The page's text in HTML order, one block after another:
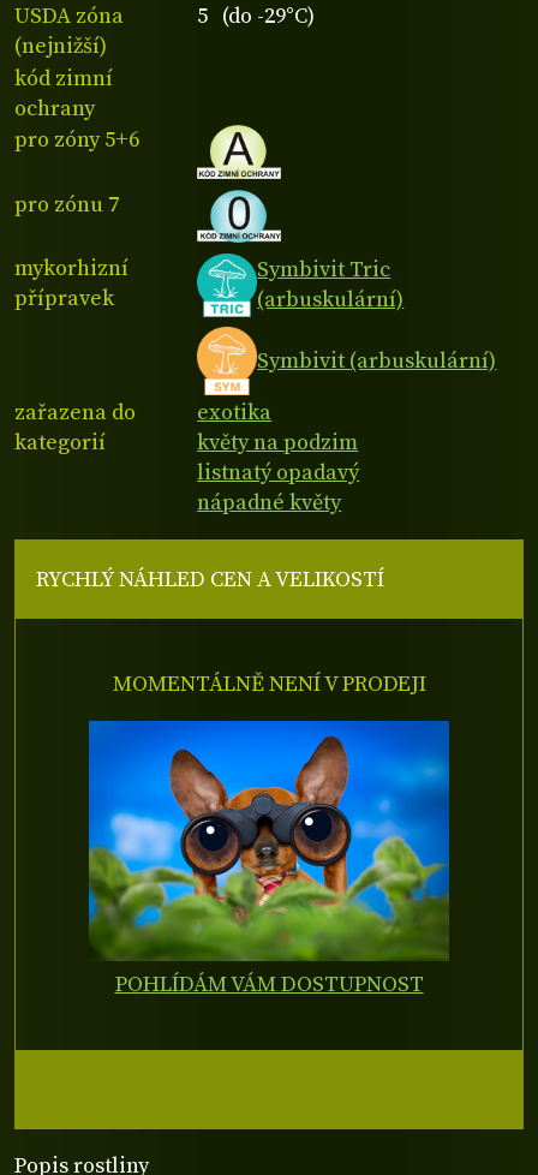
USDA zóna
(nejnižší)
5 (do -29°C)
kód zimní
ochrany
pro zóny 5+6
pro zónu 7
mykorhizní
přípravek
Symbivit Tric
(arbuskulární)
Symbivit (arbuskulární)
zařazena do
kategorií
exotika
květy na podzim
listnatý opadavý
nápadné květy
Popis rostliny
RYCHLÝ NÁHLED CEN A VELIKOSTÍ
MOMENTÁLNĚ NENÍ V PRODEJI
POHLÍDÁM VÁM DOSTUPNOST